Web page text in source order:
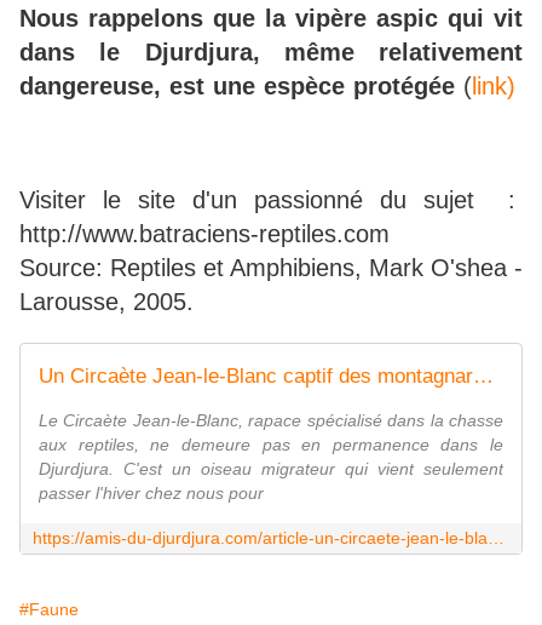
Nous rappelons que la vipère aspic qui vit
dans le Djurdjura, même relativement
dangereuse, est une espèce protégée ( link)
Visiter le site d'un passionné du sujet :
http://www.batraciens-reptiles.com
Source: Reptiles et Amphibiens, Mark O'shea -
Larousse, 2005.
Un Circaète Jean-le-Blanc captif des montagnards. - Ǧeṛǧeṛ
Le Circaète Jean-le-Blanc, rapace spécialisé dans la chasse
aux reptiles, ne demeure pas en permanence dans le
Djurdjura. C'est un oiseau migrateur qui vient seulement
passer l'hiver chez nous pour
#Faune